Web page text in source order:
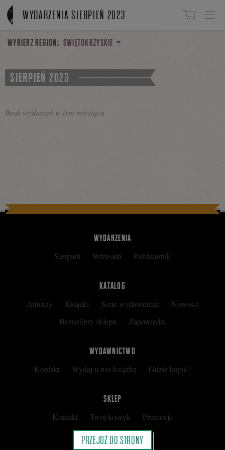
Linki do przejścia
WYDARZENIA SIERPIEŃ 2023
WYBIERZ REGION: ŚWIĘTOKRZYSKIE
SIERPIEŃ 2023
Brak wydarzeń w tym miesiącu
WYDARZENIA
Sierpień Wrzesień Październik
KATALOG
Autorzy Książki Serie wydawnicze
Nowości
Bestsellery sklepu
Zapowiedzi
WYDAWNICTWO
Kontakt Wydaj u nas książkę Gdzie kupić?
SKLEP
Kontakt Twój koszyk
Promocje
Kup kartę podarunkową
Nota prawna
PRZEJDŹ DO STRONY